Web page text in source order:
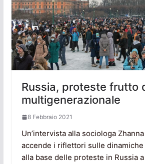
Russia, proteste frutto
multigenerazionale
8 Febbraio 2021
Un’intervista alla sociologa
accende i riflettori sulle
alla base delle proteste in Russia